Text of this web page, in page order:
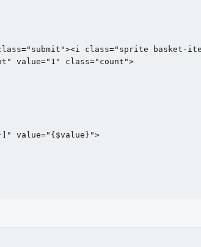
class="sprite basket-
value="1" class="count">